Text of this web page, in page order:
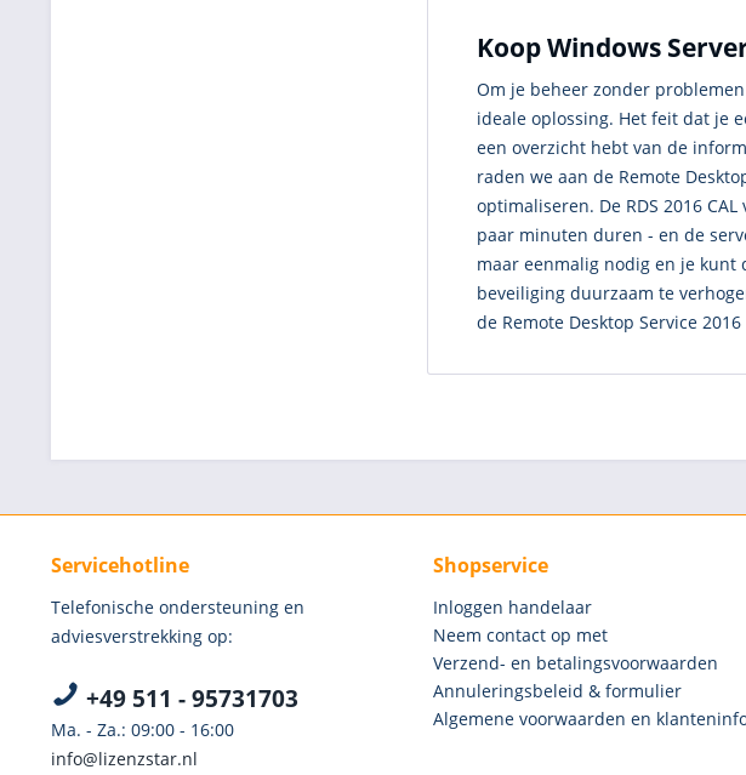
Koop Windows
Om je beheer zonder
ideale oplossing. Het feit dat je
een overzicht hebt van de
raden we aan de Remote
optimaliseren. De RDS 2016
paar minuten duren - en de
maar eenmalig nodig en je
beveiliging duurzaam te
de Remote Desktop Service
Servicehotline
Telefonische ondersteuning en
adviesverstrekking op:
+49 511 - 95731703
Ma. - Za.: 09:00 - 16:00
info@lizenzstar.nl
Shopservice
Inloggen handelaar
Neem contact op met
Verzend- en betalingsvoorwaarden
Annuleringsbeleid & formulier
Algemene voorwaarden en